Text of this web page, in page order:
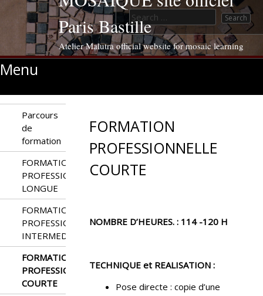
Search for:
Paris Bastille
Atelier Malutra official website for mosaic learning
Menu
Skip to content
FORMATION
PROFESSIONNELLE
COURTE
NOMBRE D’HEURES. : 114 -120 H
TECHNIQUE et REALISATION :
Pose directe : copie d’une
Parcours
de
formation
FORMATION
PROFESSIONNELLE
LONGUE
FORMATION
PROFESSIONNELLE
INTERMEDIAIRE
FORMATION
PROFESSIONNELLE
COURTE